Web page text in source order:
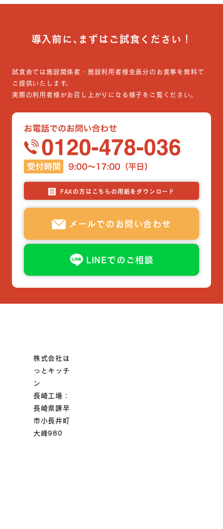
導入前に､まずはご試食ください！
試食会では施設関係者・施設利用者様全員分のお食事を無料で
ご提供いたします。
実際の利用者様がお召し上がりになる様子をご覧ください。
FAXの方はこちらの用紙をダウンロード
メールでのお問い合わせ
LINEでのご相談
株式会社ほ
っとキッチ
ン
長崎工場：
長崎県諫早
市小長井町
大峰980